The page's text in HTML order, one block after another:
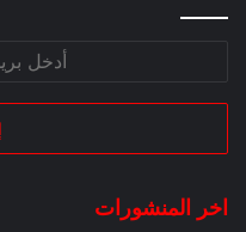
اخر المنشورات